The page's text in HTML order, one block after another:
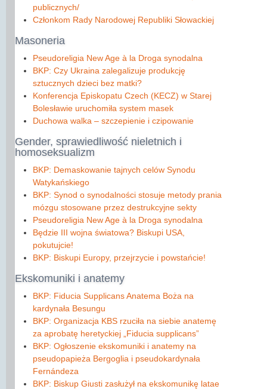
publicznych/
Członkom Rady Narodowej Republiki Słowackiej
Masoneria
Pseudoreligia New Age à la Droga synodalna
BKP: Czy Ukraina zalegalizuje produkcję
sztucznych dzieci bez matki?
Konferencja Episkopatu Czech (KECZ) w Starej
Bolesławie uruchomiła system masek
Duchowa walka ‒ szczepienie i czipowanie
Gender, sprawiedliwość nieletnich i
homoseksualizm
BKP: Demaskowanie tajnych celów Synodu
Watykańskiego
BKP: Synod o synodalności stosuje metody prania
mózgu stosowane przez destrukcyjne sekty
Pseudoreligia New Age à la Droga synodalna
Będzie III wojna światowa? Biskupi USA,
pokutujcie!
BKP: Biskupi Europy, przejrzycie i powstańcie!
Ekskomuniki i anatemy
BKP: Fiducia Supplicans Anatema Boża na
kardynała Besungu
BKP: Organizacja KBS rzuciła na siebie anatemę
za aprobatę heretyckiej „Fiducia supplicans”
BKP: Ogłoszenie ekskomuniki i anatemy na
pseudopapieża Bergoglia i pseudokardynała
Fernándeza
BKP: Biskup Giusti zasłużył na ekskomunikę latae